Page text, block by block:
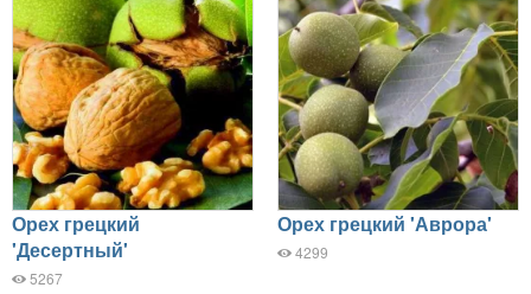
Орех грецкий
'Десертный'
5267
Орех грецкий 'Аврора'
4299